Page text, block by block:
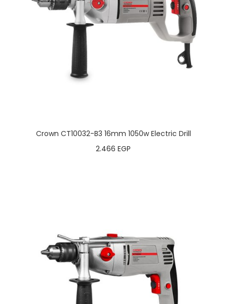
Crown CT10032-B3 16mm 1050w Electric Drill
2.466EGP